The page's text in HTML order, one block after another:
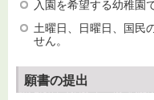
入園を希望する幼稚園
土曜日、日曜日、国民
せん。
願書の提出